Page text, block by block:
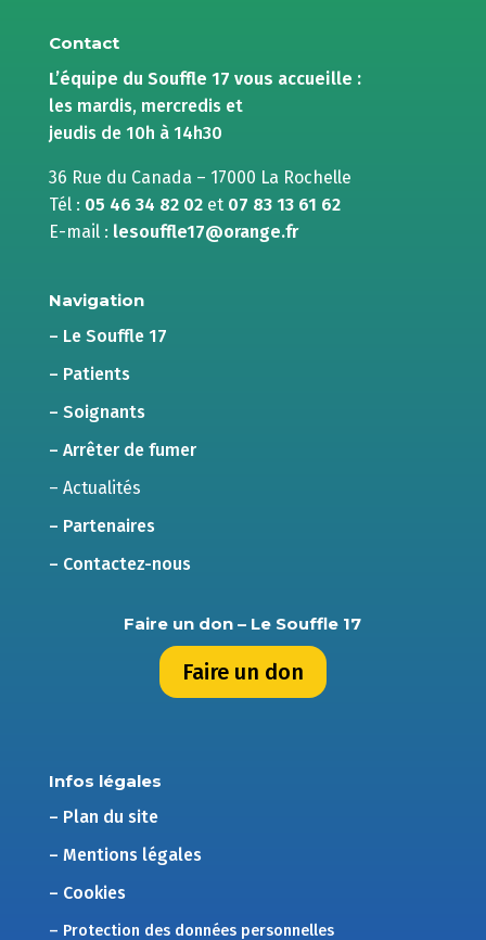
Contact
L’équipe du Souffle 17 vous accueille :
les mardis, mercredis et
jeudis de 10h à 14h30
36 Rue du Canada – 17000 La Rochelle
Tél : 05 46 34 82 02et 07 83 13 61 62
E-mail : lesouffle17@orange.fr
Navigation
– Le Souffle 17
– Patients
– Soignants
– Arrêter de fumer
– Actualités
– Partenaires
– Contactez-nous
Faire un don – Le Souffle 17
Faire un don
Infos légales
– Plan du site
– Mentions légales
– Cookies
– Protection des données personnelles